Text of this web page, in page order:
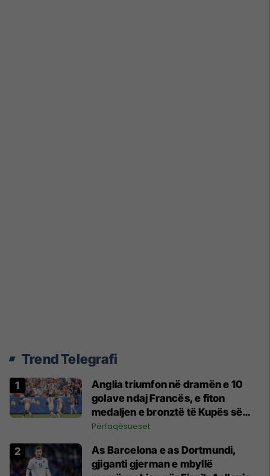
Trend Telegrafi
Anglia triumfon në dramën e 10
golave ndaj Francës, e fiton
medaljen e bronztë të Kupës së
Botës
Përfaqësueset
As Barcelona e as Dortmundi,
gjiganti gjerman e mbyllë